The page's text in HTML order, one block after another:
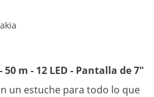
m - 12 LED - Pantalla de 7"
un estuche para todo lo que